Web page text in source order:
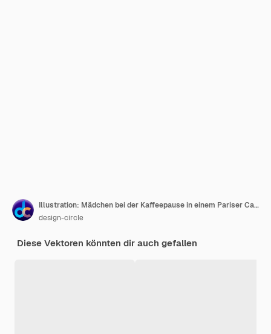
Illustration: Mädchen bei der Kaffeepause in einem Pariser Café
design-circle
Diese Vektoren könnten dir auch gefallen